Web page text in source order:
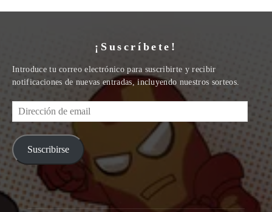
¡Suscríbete!
Introduce tu correo electrónico para suscribirte y recibir
notificaciones de nuevas entradas, incluyendo nuestros sorteos.
Dirección
de
email
Suscribirse